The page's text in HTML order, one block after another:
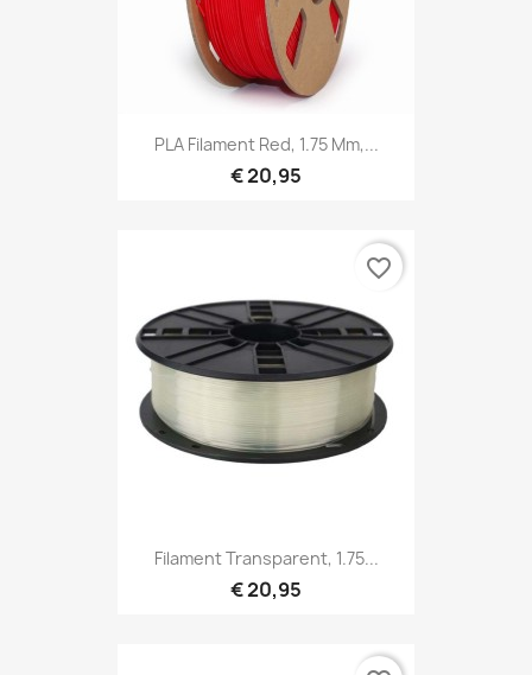
PLA Filament Red, 1.75 Mm,...
€ 20,95
Filament Transparent, 1.75...
€ 20,95
favorite_border